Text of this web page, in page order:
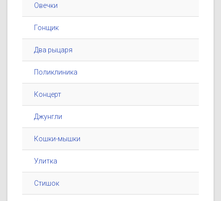
Овечки
Гонщик
Два рыцаря
Поликлиника
Концерт
Джунгли
Кошки-мышки
Улитка
Стишок